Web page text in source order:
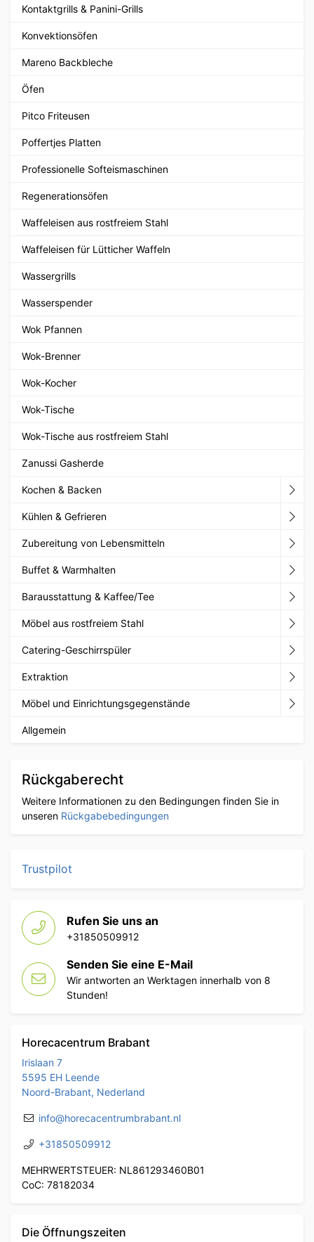
Kontaktgrills & Panini-Grills
Konvektionsöfen
Mareno Backbleche
Öfen
Pitco Friteusen
Poffertjes Platten
Professionelle Softeismaschinen
Regenerationsöfen
Waffeleisen aus rostfreiem Stahl
Waffeleisen für Lütticher Waffeln
Wassergrills
Wasserspender
Wok Pfannen
Wok-Brenner
Wok-Kocher
Wok-Tische
Wok-Tische aus rostfreiem Stahl
Zanussi Gasherde
Kochen & Backen
Kühlen & Gefrieren
Zubereitung von Lebensmitteln
Buffet & Warmhalten
Barausstattung & Kaffee/Tee
Möbel aus rostfreiem Stahl
Catering-Geschirrspüler
Extraktion
Möbel und Einrichtungsgegenstände
Allgemein
Rückgaberecht
Weitere Informationen zu den Bedingungen finden Sie in
unseren Rückgabebedingungen
Trustpilot
Rufen Sie uns an
+31850509912
Senden Sie eine E-Mail
Wir antworten an Werktagen innerhalb von 8
Stunden!
Horecacentrum Brabant
Irislaan 7
5595 EH Leende
Noord-Brabant, Nederland
info@horecacentrumbrabant.nl
+31850509912
MEHRWERTSTEUER: NL861293460B01
CoC: 78182034
Die Öffnungszeiten